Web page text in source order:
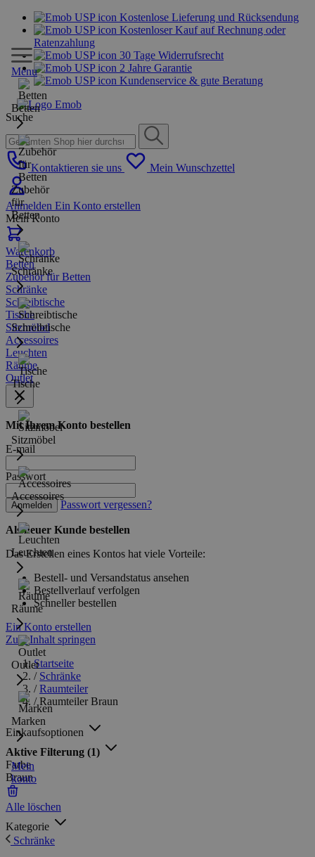
Kostenlose Lieferung und Rücksendung
Kostenloser Kauf auf Rechnung oder
Ratenzahlung
30 Tage Widerrufsrecht
2 Jahre Garantie
Kundenservice & gute Beratung
Suche
Kontaktieren sie uns Mein Wunschzettel
Anmelden Ein Konto erstellen
Mein Konto
Warenkorb
Menu
Betten
Zubehör
für
Betten
Schränke
Schreibtische
Tische
Sitzmöbel
Accessoires
Leuchten
Räume
Outlet
Marken
Mein
konto
Betten
Zubehör für Betten
Schränke
Schreibtische
Tische
Sitzmöbel
Accessoires
Leuchten
Räume
Outlet
Mit Ihrem Konto bestellen
E-mail
Passwort
Anmelden Passwort vergessen?
Als neuer Kunde bestellen
Das Erstellen eines Kontos hat viele Vorteile:
Bestell- und Versandstatus ansehen
Bestellverlauf verfolgen
Schneller bestellen
Ein Konto erstellen
Zum Inhalt springen
Startseite
/ Schränke
/ Raumteiler
/ Raumteiler Braun
Einkaufsoptionen
Aktive Filterung (1)
Farbe
Braun
Alle löschen
Kategorie
Schränke